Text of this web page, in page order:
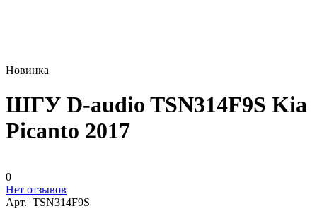
Новинка
ШГУ D-audio TSN314F9S Kia
Picanto 2017
0
Нет отзывов
Арт. TSN314F9S